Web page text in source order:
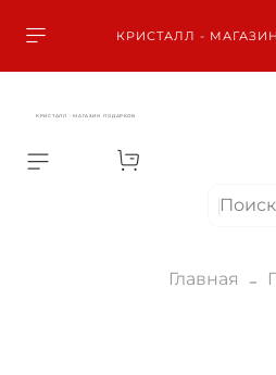
КРИСТАЛЛ -
КРИСТАЛЛ - МАГАЗИН ПОДАРКОВ
Главная